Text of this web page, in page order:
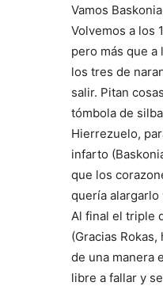
Vamos
Volvemos a los
pero más que
los tres de
salir. Pitan
tómbola de
Hierrezuelo,
infarto
que los
quería
Al final el triple
(Gracias
de una manera
libre a fallar y